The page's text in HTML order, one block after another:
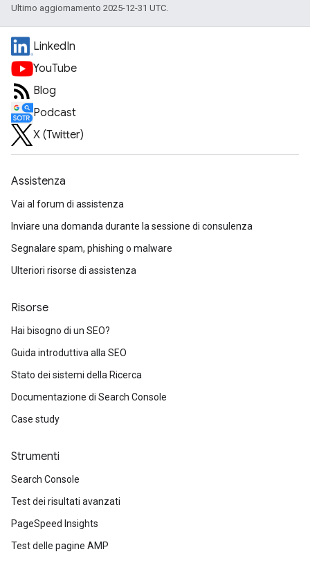
Ultimo aggiornamento 2025-12-31 UTC.
LinkedIn
YouTube
Blog
Podcast
X (Twitter)
Assistenza
Vai al forum di assistenza
Inviare una domanda durante la sessione di consulenza
Segnalare spam, phishing o malware
Ulteriori risorse di assistenza
Risorse
Hai bisogno di un SEO?
Guida introduttiva alla SEO
Stato dei sistemi della Ricerca
Documentazione di Search Console
Case study
Strumenti
Search Console
Test dei risultati avanzati
PageSpeed Insights
Test delle pagine AMP